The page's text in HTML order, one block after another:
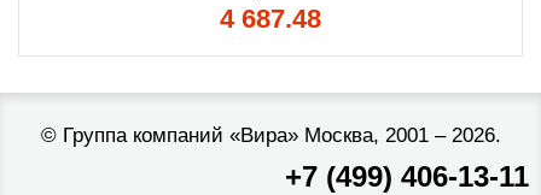
4 687.48
© Группа компаний «Вира»Москва, 2001 – 2026.
+7 (499) 406-13-11